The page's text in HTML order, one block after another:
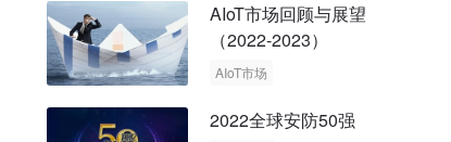
AIoT市场回顾与展望
（2022-2023）
AIoT市场
2022全球安防50强